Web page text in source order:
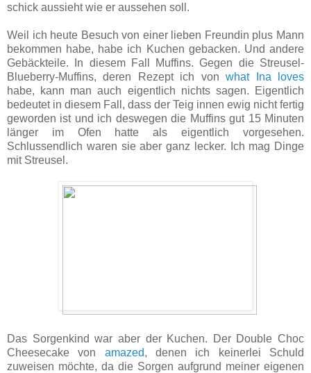
schick aussieht wie er aussehen soll.
Weil ich heute Besuch von einer lieben Freundin plus Mann
bekommen habe, habe ich Kuchen gebacken. Und andere
Gebäckteile. In diesem Fall Muffins. Gegen die Streusel-
Blueberry-Muffins, deren Rezept ich vonwhat Ina loves
habe, kann man auch eigentlich nichts sagen. Eigentlich
bedeutet in diesem Fall, dass der Teig innen ewig nicht fertig
geworden ist und ich deswegen die Muffins gut 15 Minuten
länger im Ofen hatte als eigentlich vorgesehen.
Schlussendlich waren sie aber ganz lecker. Ich mag Dinge
mit Streusel.
Das Sorgenkind war aber der Kuchen. Der Double Choc
Cheesecake von amazed, denen ich keinerlei Schuld
zuweisen möchte, da die Sorgen aufgrund meiner eigenen